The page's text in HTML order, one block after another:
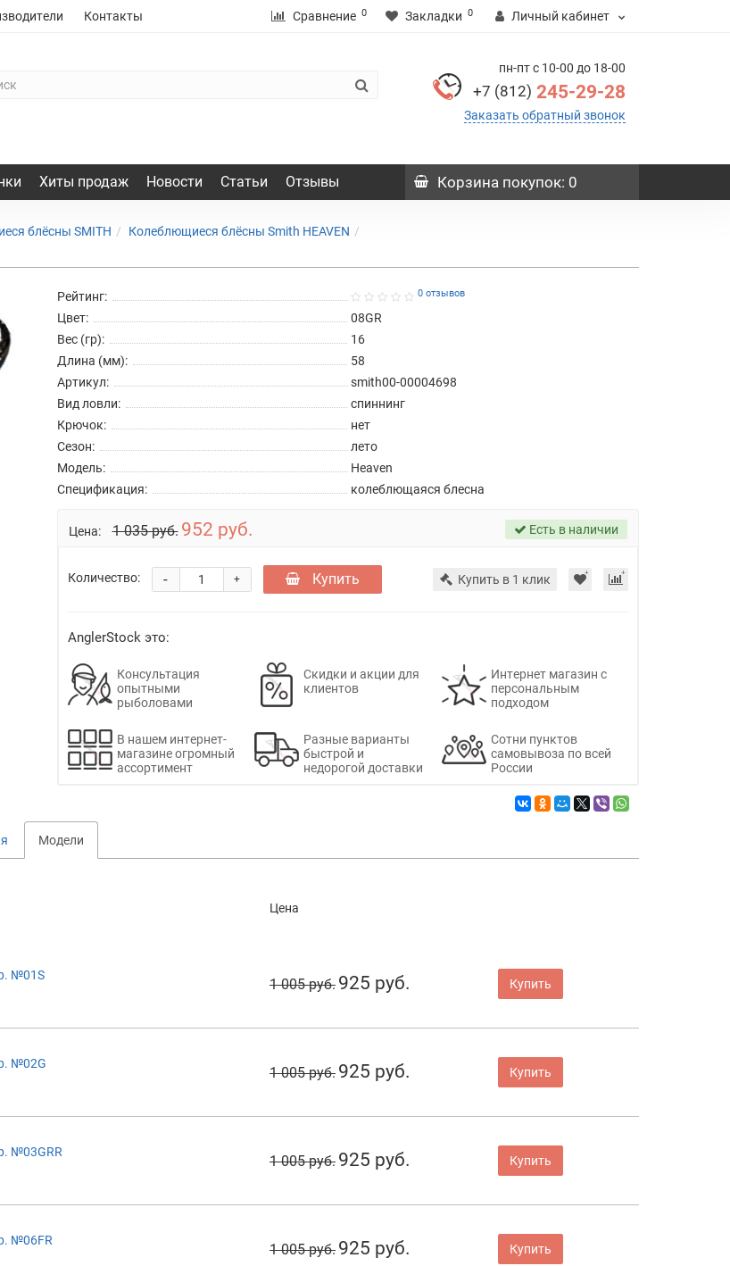
Контакты Сравнение 0 Закладки 0 Личный кабинет
пн-пт с 10-00 до 18-00
+7 (812) 245-29-28
Заказать обратный звонок
Хиты продаж Новости Статьи Отзывы Корзина покупок: 0
блёсны SMITH Колеблющиеся блёсны Smith HEAVEN
Рейтинг: 0 отзывов
Цвет:
08GR
Вес (гр):
16
Длина (мм):
58
Артикул:
smith00-00004698
Вид ловли:
спиннинг
Крючок:
нет
Сезон:
лето
Модель:
Heaven
Спецификация:
колеблющаяся блесна
Цена: 1 035 руб. 952 руб. Есть в наличии
Количество: +
- Купить Купить в 1 клик
AnglerStock это:
Консультация
опытными
рыболовами
Скидки и акции для
клиентов
Интернет магазин с
персональным
подходом
В нашем интернет-
магазине огромный
ассортимент
Разные варианты
быстрой и
недорогой доставки
Сотни пунктов
самовывоза по всей
России
Модели
Цена
№01S
1 005 руб. 925 руб. Купить
№02G
1 005 руб. 925 руб. Купить
№03GRR
1 005 руб. 925 руб. Купить
№06FR
1 005 руб. 925 руб. Купить